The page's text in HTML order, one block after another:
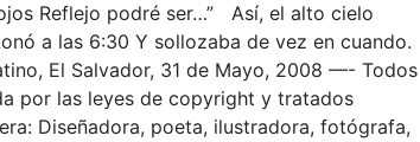
Reflejo podré ser…” Así, el alto cielo
a las 6:30 Y sollozaba de vez en cuando.
El Salvador, 31 de Mayo, 2008 —- Todos
por las leyes de copyright y tratados
Diseñadora, poeta, ilustradora, fotógrafa,